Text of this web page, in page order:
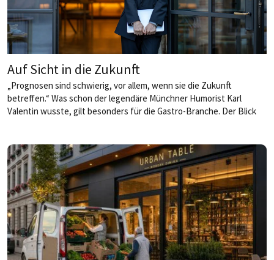
Auf Sicht in die Zukunft
„Prognosen sind schwierig, vor allem, wenn sie die Zukunft
betreffen.“ Was schon der legendäre Münchner Humorist Karl
Valentin wusste, gilt besonders für die Gastro-Branche. Der Blick
überholt sein – von neuen Preis­schüben bei Energie und
Nahrungsmitteln, von gesetzlichen Veränderungen oder von
Auswirkungen des Weltgeschehens. Quo vadis, Gastwelt? Karl
Valentin würde sagen: „Hoffentlich wird es nicht so schlimm, wie es
schon ist.“von Wolfgang Bublies